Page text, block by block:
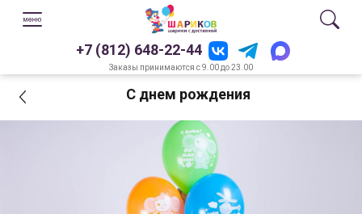
+7 (812) 648-22-44
Заказы принимаются с 9.00 до 23.00
С днем рождения